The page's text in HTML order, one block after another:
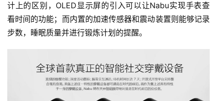
计上的区别，OLED显示屏的引入可以让Nabu实现手表查
看时间的功能；而内置的加速传感器和震动装置则能够记录
步数，睡眠质量并进行锻炼计划的提醒。